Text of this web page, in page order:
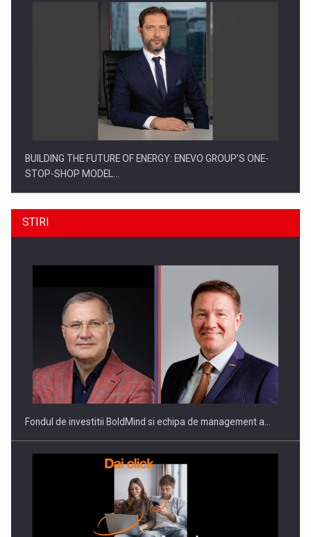
BUILDING THE FUTURE OF ENERGY: ENEVO GROUP’S ONE-
STOP-SHOP MODEL…
ROOTED IN ROMANIA, BUILT TO DELIVER TECHNOLOGY FOR
THE…
STIRI
Fondul de investitii BoldMind si echipa de management a…